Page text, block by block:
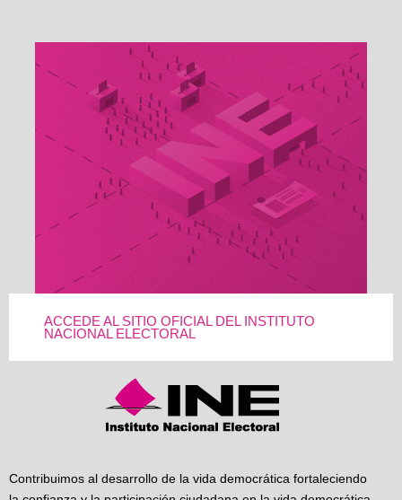
ACCEDE AL SITIO OFICIAL DEL INSTITUTO
NACIONAL ELECTORAL
Contribuimos al desarrollo de la vida democrática fortaleciendo